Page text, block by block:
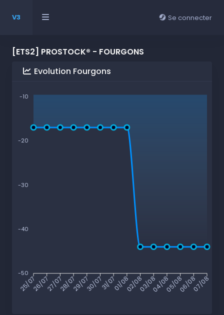
V3 Se connecter
[ETS2] PROSTOCK® - FOURGONS
Evolution Fourgons
-10
-20
-30
-40
-50
25/0726/0727/0728/0729/0730/0731/0701/0802/0803/0804/0805/0806/0807/08